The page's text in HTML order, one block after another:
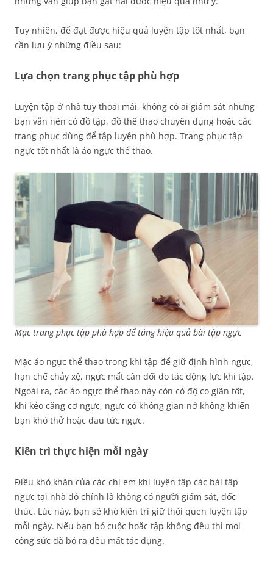
Tuy nhiên, để đạt được hiệu quả luyện tập tốt nhất, bạn
cần lưu ý những điều sau:
Lựa chọn trang phục tập phù hợp
Luyện tập ở nhà tuy thoải mái, không có ai giám sát nhưng
bạn vẫn nên có đồ tập, đồ thể thao chuyên dụng hoặc các
trang phục dùng để tập luyện phù hợp. Trang phục tập
ngực tốt nhất là áo ngực thể thao.
Mặc trang phục tập phù hợp để tăng hiệu quả bài tập ngực
Mặc áo ngực thể thao trong khi tập để giữ định hình ngực,
hạn chế chảy xệ, ngực mất cân đối do tác động lực khi tập.
Ngoài ra, các áo ngực thể thao này còn có độ co giãn tốt,
khi kéo căng cơ ngực, ngực có không gian nở không khiến
bạn khó thở hoặc đau tức ngực.
Kiên trì thực hiện mỗi ngày
Điều khó khăn của các chị em khi luyện tập các bài tập
ngực tại nhà đó chính là không có người giám sát, đốc
thúc. Lúc này, bạn sẽ khó kiên trì giữ thói quen luyện tập
mỗi ngày. Nếu bạn bỏ cuộc hoặc tập không đều thì mọi
công sức đã bỏ ra đều mất tác dụng.